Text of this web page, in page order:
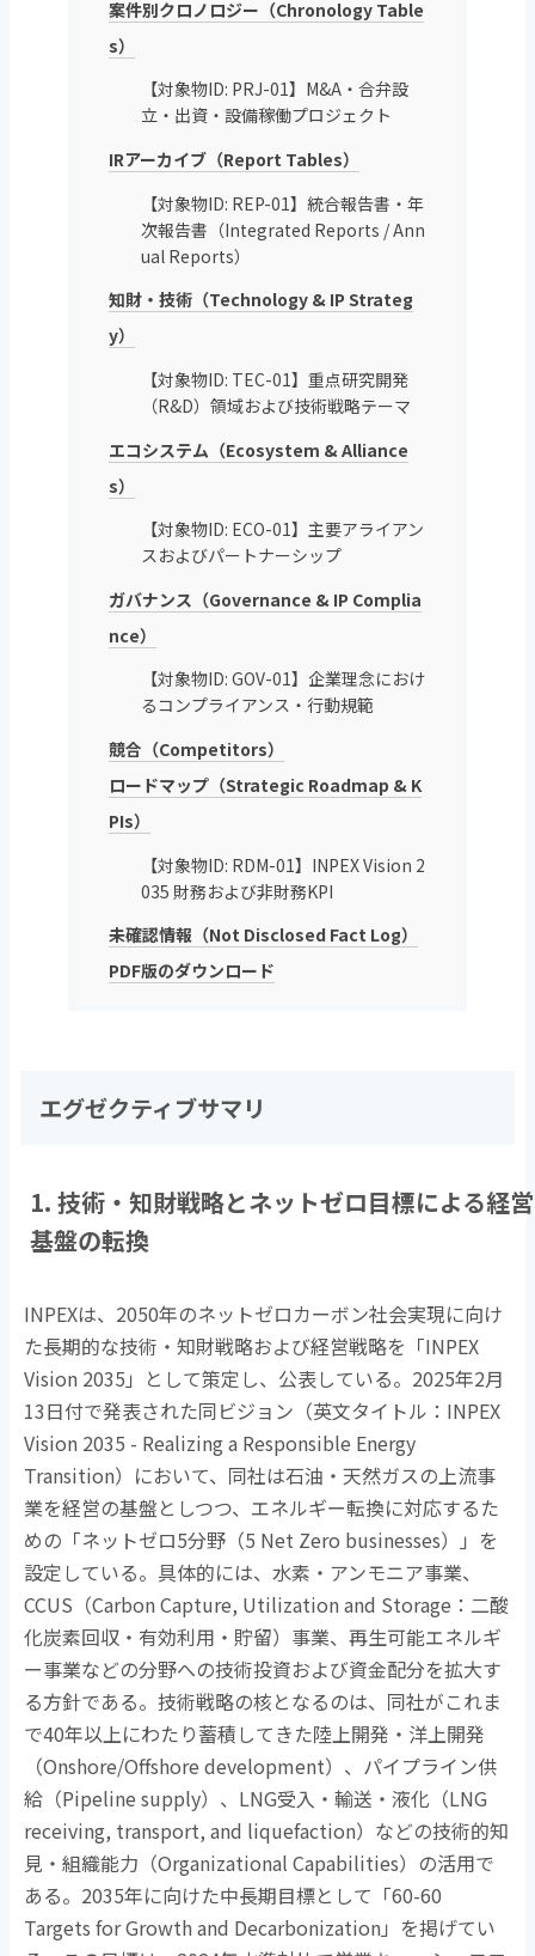
案件別クロノロジー（Chronology Table
s）
【対象物ID: PRJ-01】M&A・合弁設
立・出資・設備稼働プロジェクト
IRアーカイブ（Report Tables）
【対象物ID: REP-01】統合報告書・年
次報告書（Integrated Reports / Ann
ual Reports）
知財・技術（Technology & IP Strateg
y）
【対象物ID: TEC-01】重点研究開発
（R&D）領域および技術戦略テーマ
エコシステム（Ecosystem & Alliance
s）
【対象物ID: ECO-01】主要アライアン
スおよびパートナーシップ
ガバナンス（Governance & IP Complia
nce）
【対象物ID: GOV-01】企業理念におけ
るコンプライアンス・行動規範
競合（Competitors）
ロードマップ（Strategic Roadmap & K
PIs）
【対象物ID: RDM-01】INPEX Vision 2
035 財務および非財務KPI
未確認情報（Not Disclosed Fact Log）
PDF版のダウンロード
エグゼクティブサマリ
1. 技術・知財戦略とネットゼロ目標による経営
基盤の転換
INPEXは、 2050年のネットゼロカーボン社会実現に向け
た長期的な技術・知財戦略および経営戦略を「INPEX
Vision 2035 」として策定し、公表している。 2025年2月
13日付で発表された同ビジョン（英文タイトル： INPEX
Vision 2035 - Realizing a Responsible Energy
Transition）において、同社は石油・天然ガスの上流事
業を経営の基盤としつつ、エネルギー転換に対応するた
めの「ネットゼロ5分野（5 Net Zero businesses）」を
設定している。具体的には、水素・アンモニア事業、
CCUS （Carbon Capture, Utilization and Storage ：二酸
化炭素回収・有効利用・貯留）事業、再生可能エネルギ
ー事業などの分野への技術投資および資金配分を拡大す
る方針である。技術戦略の核となるのは、同社がこれま
で40年以上にわたり蓄積してきた陸上開発・洋上開発
（Onshore/Offshore development）、パイプライン供
給（Pipeline supply）、 LNG受入・輸送・液化（LNG
receiving, transport, and liquefaction）などの技術的知
見・組織能力（Organizational Capabilities）の活用で
ある。 2035年に向けた中長期目標として「60-60
Targets for Growth and Decarbonization」を掲げてい